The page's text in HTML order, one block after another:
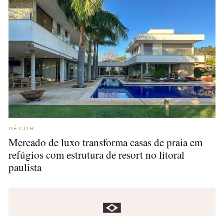
DÉCOR
Mercado de luxo transforma casas de praia em
refúgios com estrutura de resort no litoral
paulista